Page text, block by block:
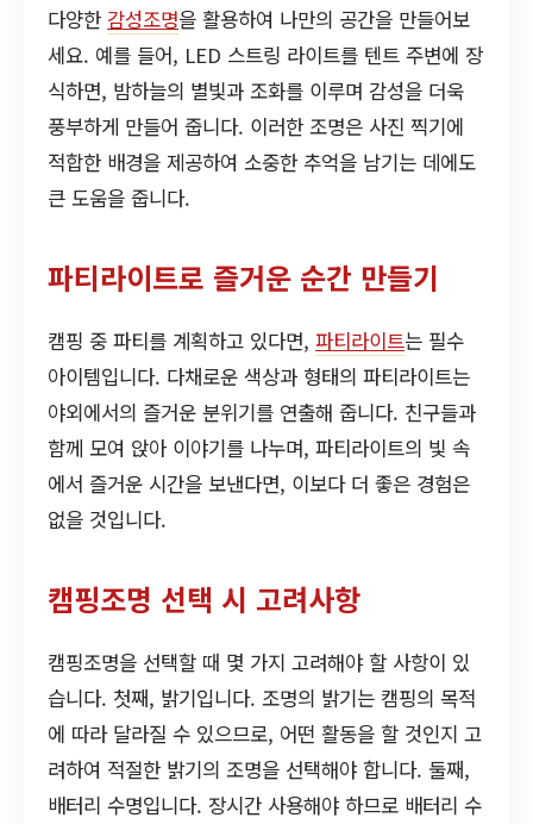
다양한 감성조명을 활용하여 나만의 공간을 만들어보
세요. 예를 들어, LED 스트링 라이트를 텐트 주변에 장
식하면, 밤하늘의 별빛과 조화를 이루며 감성을 더욱
풍부하게 만들어 줍니다. 이러한 조명은 사진 찍기에
적합한 배경을 제공하여 소중한 추억을 남기는 데에도
큰 도움을 줍니다.
파티라이트로 즐거운 순간 만들기
캠핑 중 파티를 계획하고 있다면, 파티라이트는 필수
아이템입니다. 다채로운 색상과 형태의 파티라이트는
야외에서의 즐거운 분위기를 연출해 줍니다. 친구들과
함께 모여 앉아 이야기를 나누며, 파티라이트의 빛 속
에서 즐거운 시간을 보낸다면, 이보다 더 좋은 경험은
없을 것입니다.
캠핑조명 선택 시 고려사항
캠핑조명을 선택할 때 몇 가지 고려해야 할 사항이 있
습니다. 첫째, 밝기입니다. 조명의 밝기는 캠핑의 목적
에 따라 달라질 수 있으므로, 어떤 활동을 할 것인지 고
려하여 적절한 밝기의 조명을 선택해야 합니다. 둘째,
배터리 수명입니다. 장시간 사용해야 하므로 배터리 수